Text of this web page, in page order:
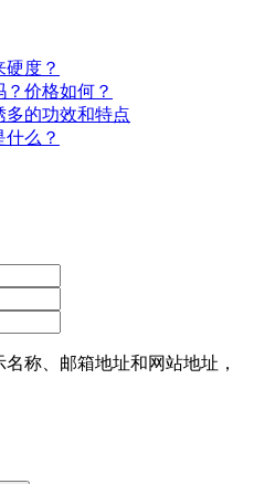
度？
价格如何？
多的功效和特点
么？
称、邮箱地址和网站地址，